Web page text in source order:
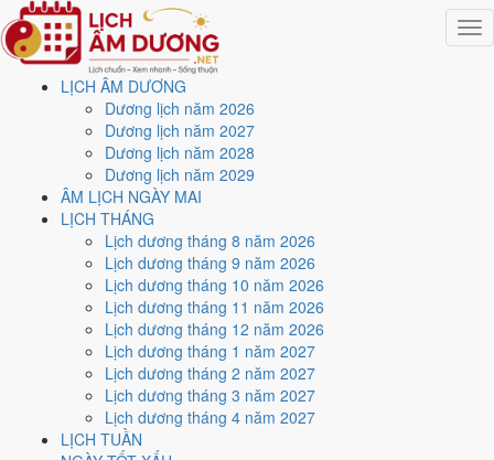
LỊCH ÂM DƯƠNG
Dương lịch năm 2026
Dương lịch năm 2027
Dương lịch năm 2028
Dương lịch năm 2029
ÂM LỊCH NGÀY MAI
LỊCH THÁNG
Lịch dương tháng 8 năm 2026
Lịch dương tháng 9 năm 2026
Lịch dương tháng 10 năm 2026
Lịch dương tháng 11 năm 2026
Lịch dương tháng 12 năm 2026
Lịch dương tháng 1 năm 2027
Lịch dương tháng 2 năm 2027
Lịch dương tháng 3 năm 2027
Lịch dương tháng 4 năm 2027
LỊCH TUẦN
Trang chủ
Lịch năm 2021
Tháng 8/2021
Ngày 27/8/2021 (Đinh Mùi)
Xem ngày27/8/2021
lịch - Ngày 20/7 âm lịch
(Đinh Mùi) tốt hay xấu?
Ngày 27/8/2021 dương lịch (Thứ Sáu) là ngày 20/7/2021 âm lịch
Đinh Mùi - Can sinh Chi, Trực Bế, Sao Cang, nạp âm Thiên
Hà Thủy. Tổng hòa, đây làNgày Hungvới điểm trung bình
các việc quan trọng. Giờ Hoàng Đạo trong ngày:
Tuất, Hợi.